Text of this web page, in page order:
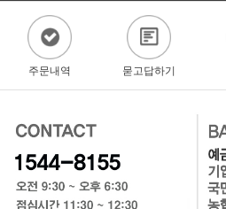
주문내역 묻고답하기